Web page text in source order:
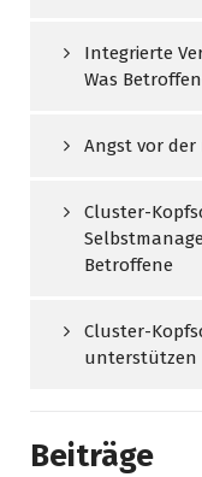
Integrierte
Was
Angst vor
Cluster-
Betroffene
Cluster-
unterstützen
Beiträge